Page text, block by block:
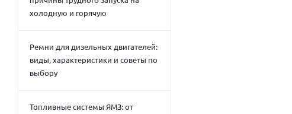
холодную и горячую
Ремни для дизельных двигателей:
виды, характеристики и советы по
выбору
Топливные системы ЯМЗ: от